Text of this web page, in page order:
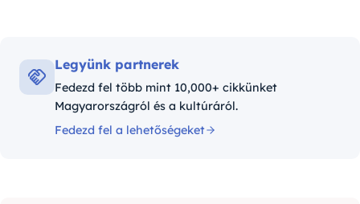
Legyünk partnerek
Fedezd fel több mint 10,000+ cikkünket
Magyarországról és a kultúráról.
Fedezd fel a lehetőségeket